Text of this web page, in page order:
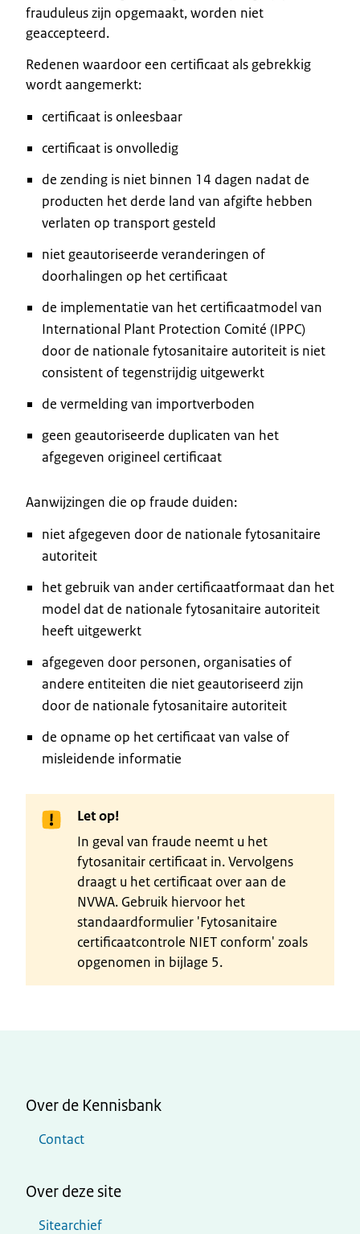
frauduleus zijn opgemaakt, worden niet
geaccepteerd.
Redenen waardoor een certificaat als gebrekkig
wordt aangemerkt:
certificaat is onleesbaar
certificaat is onvolledig
de zending is niet binnen 14 dagen nadat de
producten het derde land van afgifte hebben
verlaten op transport gesteld
niet geautoriseerde veranderingen of
doorhalingen op het certificaat
de implementatie van het certificaatmodel van
International Plant Protection Comité (IPPC)
door de nationale fytosanitaire autoriteit is niet
consistent of tegenstrijdig uitgewerkt
de vermelding van importverboden
geen geautoriseerde duplicaten van het
afgegeven origineel certificaat
Aanwijzingen die op fraude duiden:
niet afgegeven door de nationale fytosanitaire
autoriteit
het gebruik van ander certificaatformaat dan het
model dat de nationale fytosanitaire autoriteit
heeft uitgewerkt
afgegeven door personen, organisaties of
andere entiteiten die niet geautoriseerd zijn
door de nationale fytosanitaire autoriteit
de opname op het certificaat van valse of
misleidende informatie
Let op!
In geval van fraude neemt u het
fytosanitair certificaat in. Vervolgens
draagt u het certificaat over aan de
NVWA. Gebruik hiervoor het
standaardformulier 'Fytosanitaire
certificaatcontrole NIET conform' zoals
opgenomen in bijlage 5.
Over de Kennisbank
Contact
Over deze site
Sitearchief